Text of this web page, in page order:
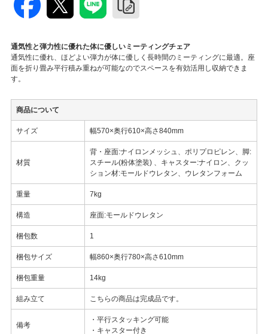
通気性と弾力性に優れた体に優しいミーティングチェア
通気性に優れ、ほどよい弾力が体に優しく長時間のミーティングに最適。座
面を折り畳み平行積み重ねが可能なのでスペースを有効活用し収納できま
す。
商品について
サイズ 幅570×奥行610×高さ840mm
材質
背・座面:ナイロンメッシュ、ポリプロピレン、脚:
スチール(粉体塗装) 、キャスター:ナイロン、クッ
ション材:モールドウレタン、ウレタンフォーム
重量 7kg
構造 座面:モールドウレタン
梱包数 1
梱包サイズ 幅860×奥行780×高さ610mm
梱包重量 14kg
組み立て こちらの商品は完成品です。
備考
・平行スタッキング可能
・キャスター付き